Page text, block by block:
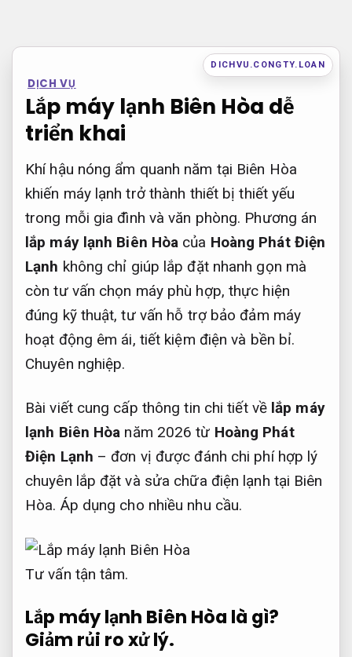
dung
DICHVU.CONGTY.LOAN
DỊCH VỤ
Lắp máy lạnh Biên Hòa dễ
triển khai
Khí hậu nóng ẩm quanh năm tại Biên Hòa
khiến máy lạnh trở thành thiết bị thiết yếu
trong mỗi gia đình và văn phòng. Phương án
lắp máy lạnh Biên Hòa của Hoàng Phát Điện
Lạnh không chỉ giúp lắp đặt nhanh gọn mà
còn tư vấn chọn máy phù hợp, thực hiện
đúng kỹ thuật, tư vấn hỗ trợ bảo đảm máy
hoạt động êm ái, tiết kiệm điện và bền bỉ.
Chuyên nghiệp.
Bài viết cung cấp thông tin chi tiết về lắp máy
lạnh Biên Hòa năm 2026 từ Hoàng Phát
Điện Lạnh – đơn vị được đánh chi phí hợp lý
chuyên lắp đặt và sửa chữa điện lạnh tại Biên
Hòa. Áp dụng cho nhiều nhu cầu.
Tư vấn tận tâm.
Lắp máy lạnh Biên Hòa là gì?
Giảm rủi ro xử lý.